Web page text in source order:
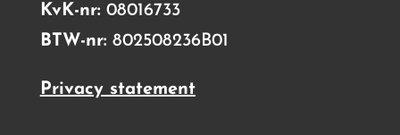
KvK-nr: 08016733
BTW-nr: 802508236B01
Privacy statement